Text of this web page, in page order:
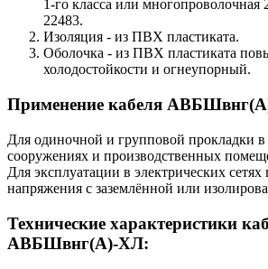
1-го класса или
22483.
Изоляция - из ПВХ пластиката.
Оболочка - из ПВХ пластиката
холодостойкости и огнеупорный.
Применение кабеля
Для одиночной и групповой прокладки
сооружениях и производственных
Для эксплуатации в электрических
напряжения с заземлённой или
Технические характеристики
АВБШвнг(А)-ХЛ: